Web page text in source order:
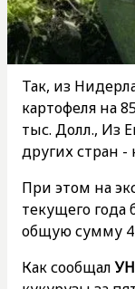
Так, из
картофеля на
тыс. Долл., Из
других стран -
При этом на
текущего года
общую сумму
Как сообщал